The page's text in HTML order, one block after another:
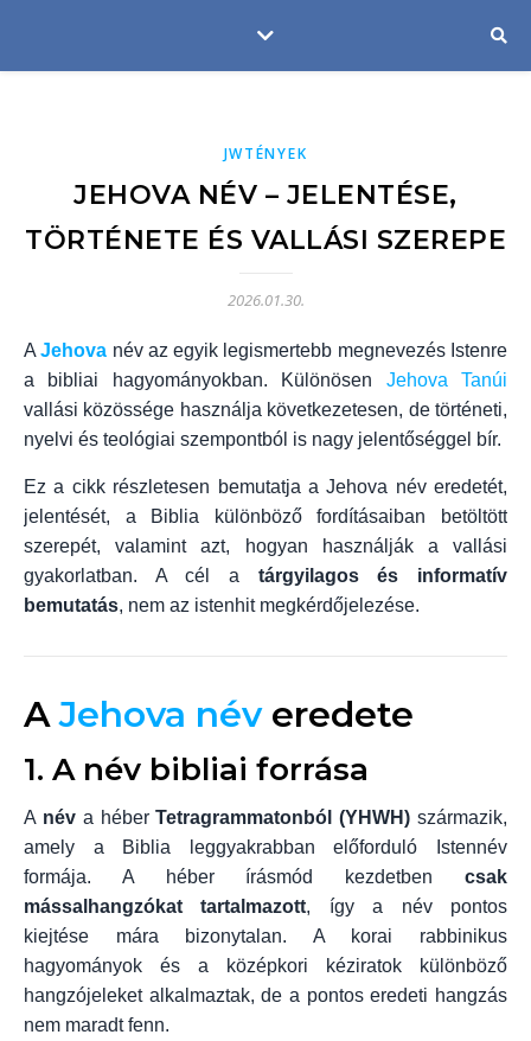
JWTÉNYEK
JEHOVA NÉV – JELENTÉSE,
TÖRTÉNETE ÉS VALLÁSI SZEREPE
2026.01.30.
AJehova név az egyik legismertebb megnevezés Istenre
a bibliai hagyományokban. Különösen Jehova Tanúi
vallási közössége használja következetesen, de történeti,
nyelvi és teológiai szempontból is nagy jelentőséggel bír.
Ez a cikk részletesen bemutatja a Jehova név eredetét,
jelentését, a Biblia különböző fordításaiban betöltött
szerepét, valamint azt, hogyan használják a vallási
gyakorlatban. A cél a tárgyilagos és informatív
bemutatás, nem az istenhit megkérdőjelezése.
AJehova néveredete
1. A név bibliai forrása
A néva héberTetragrammatonból (YHWH) származik,
amely a Biblia leggyakrabban előforduló Istennév
formája. A héber írásmód kezdetben csak
mássalhangzókat tartalmazott, így a név pontos
kiejtése mára bizonytalan. A korai rabbinikus
hagyományok és a középkori kéziratok különböző
hangzójeleket alkalmaztak, de a pontos eredeti hangzás
nem maradt fenn.